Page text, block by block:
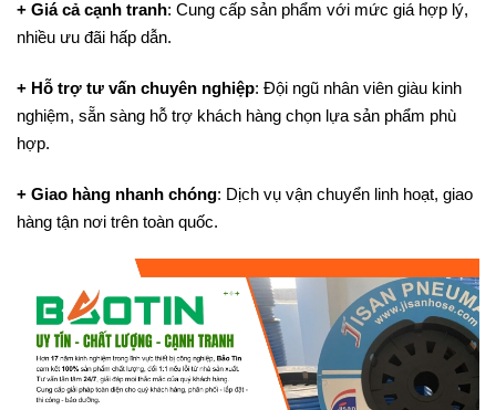
+ Giá cả cạnh tranh: Cung cấp sản phẩm với mức giá hợp lý,
nhiều ưu đãi hấp dẫn.
+ Hỗ trợ tư vấn chuyên nghiệp: Đội ngũ nhân viên giàu kinh
nghiệm, sẵn sàng hỗ trợ khách hàng chọn lựa sản phẩm phù
hợp.
+ Giao hàng nhanh chóng: Dịch vụ vận chuyển linh hoạt, giao
hàng tận nơi trên toàn quốc.